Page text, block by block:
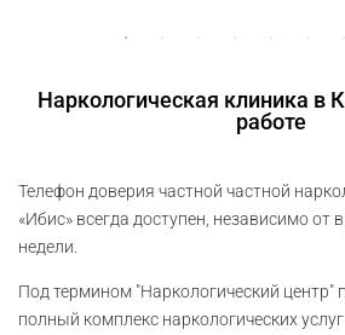
Наркологическая клиника в
работе
Телефон доверия частной частной
«Ибис» всегда доступен, независимо от
недели.
Под термином "Наркологический центр"
полный комплекс наркологических